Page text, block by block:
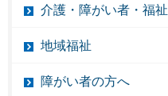
介護・障がい者・福祉
地域福祉
障がい者の方へ